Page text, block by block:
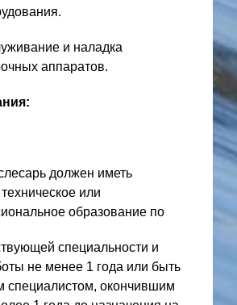
и наладка
аппаратов.
должен иметь
или
образование по
специальности и
не менее 1 года или быть
специалистом, окончившим